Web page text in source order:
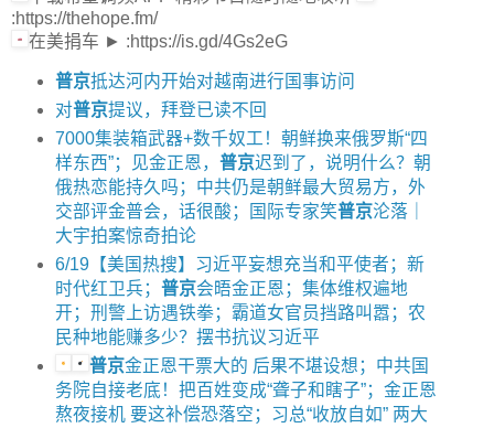
:https://thehope.fm/
在美捐车 ► :https://is.gd/4Gs2eG
普京抵达河内开始对越南进行国事访问
对普京提议，拜登已读不回
7000集装箱武器+数千奴工！朝鲜换来俄罗斯“四
样东西”；见金正恩， 普京迟到了，说明什么？朝
俄热恋能持久吗；中共仍是朝鲜最大贸易方，外
交部评金普会，话很酸；国际专家笑普京沦落｜
大宇拍案惊奇拍论
6/19【美国热搜】习近平妄想充当和平使者；新
时代红卫兵； 普京会晤金正恩；集体维权遍地
开；刑警上访遇铁拳；霸道女官员挡路叫嚣；农
民种地能赚多少？摆书抗议习近平
普京金正恩干票大的 后果不堪设想；中共国
务院自接老底！把百姓变成“聋子和瞎子”；金正恩
熬夜接机 要这补偿恐落空；习总“收放自如” 两大